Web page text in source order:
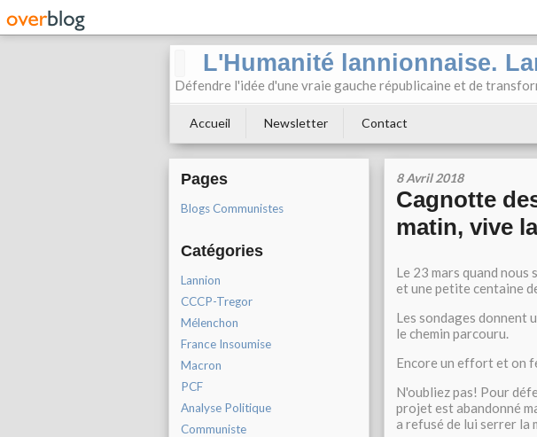
L'Humanité lannionnaise.
Défendre l'idée d'une vraie gauche républicaine et de
Accueil Newsletter Contact
Pages
Blogs Communistes
Catégories
Lannion
CCCP-Tregor
Mélenchon
France Insoumise
Macron
PCF
Analyse Politique
Communiste
8 Avril 2018
Cagnotte
matin, vive
Le 23 mars quand
et une petite centaine
Les sondages donnent
le chemin parcouru.
Encore un effort et on
N'oubliez pas! Pour
projet est abandonné
a refusé de lui serrer la